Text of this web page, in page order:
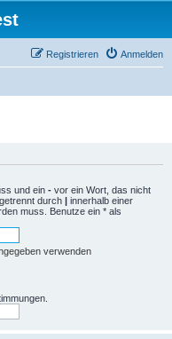
Anmelden
Registrieren
und ein - vor ein Wort, das nicht
durch | innerhalb einer
muss. Benutze ein * als
verwenden